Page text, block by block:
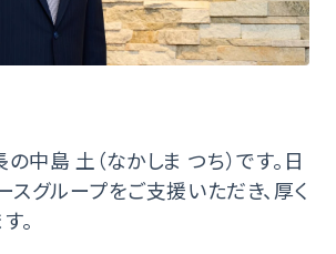
中島 土（なかしま つち）です。日
スグループをご支援いただき、厚く
。